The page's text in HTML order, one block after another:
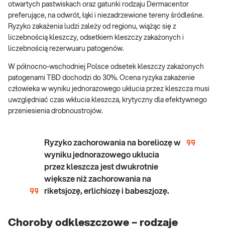
otwartych pastwiskach oraz gatunki rodzaju Dermacentor
preferujące, na odwrót, łąki i niezadrzewione tereny śródleśne.
Ryzyko zakażenia ludzi zależy od regionu, wiążąc się z
liczebnością kleszczy, odsetkiem kleszczy zakażonych i
liczebnością rezerwuaru patogenów.
W północno-wschodniej Polsce odsetek kleszczy zakażonych
patogenami TBD dochodzi do 30%. Ocena ryzyka zakażenie
człowieka w wyniku jednorazowego ukłucia przez kleszcza musi
uwzględniać czas wkłucia kleszcza, krytyczny dla efektywnego
przeniesienia drobnoustrojów.
Ryzyko zachorowania na boreliozę w
wyniku jednorazowego ukłucia
przez kleszcza jest dwukrotnie
większe niż zachorowania na
riketsjozę, erlichiozę i babeszjozę.
Choroby odkleszczowe – rodzaje